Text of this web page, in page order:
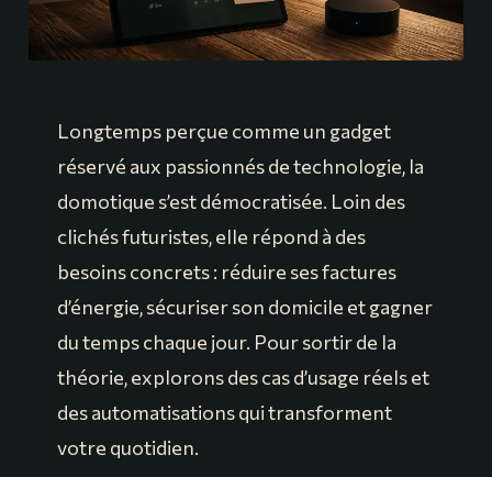
Longtemps perçue comme un gadget
réservé aux passionnés de technologie, la
domotique s’est démocratisée. Loin des
clichés futuristes, elle répond à des
besoins concrets : réduire ses factures
d’énergie, sécuriser son domicile et gagner
du temps chaque jour. Pour sortir de la
théorie, explorons des cas d’usage réels et
des automatisations qui transforment
votre quotidien.